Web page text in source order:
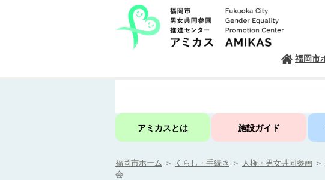
福岡市
アミカスとは 施設ガイド
福岡市ホーム ＞ くらし・手続き ＞ 人権・男女共同参画 ＞
会